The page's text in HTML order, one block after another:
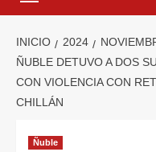
INICIO 2024
ÑUBLE DETUVO A DOS
CON VIOLENCIA CON
CHILLÁN
Ñuble